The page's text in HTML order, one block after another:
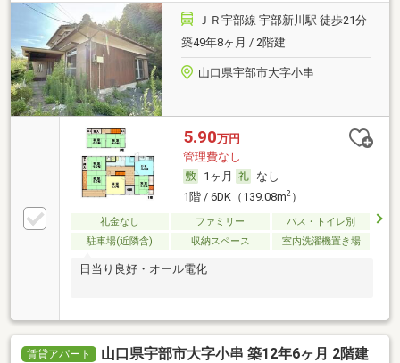
ＪＲ宇部線 宇部新川駅 徒歩21分
築49年8ヶ月 / 2階建
山口県宇部市大字小串
5.90万円
管理費なし
1ヶ月
なし
1階 / 6DK（139.08m2）
礼金なし ファミリー
バス・トイレ別
駐車場(近隣含)
収納スペース 室内洗濯機置き場
日当り良好・オール電化
賃貸アパート 山口県宇部市大字小串 築12年6ヶ月 2階建